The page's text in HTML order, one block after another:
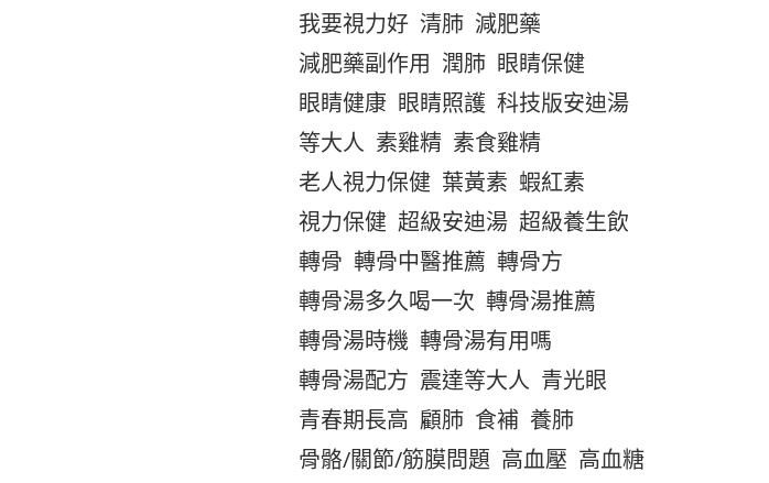
我要視力好 清肺 減肥藥
減肥藥副作用 潤肺 眼睛保健
眼睛健康 眼睛照護 科技版安迪湯
等大人 素雞精 素食雞精
老人視力保健 葉黃素 蝦紅素
視力保健 超級安迪湯 超級養生飲
轉骨 轉骨中醫推薦 轉骨方
轉骨湯多久喝一次 轉骨湯推薦
轉骨湯時機 轉骨湯有用嗎
轉骨湯配方 震達等大人 青光眼
青春期長高 顧肺 食補 養肺
骨骼/關節/筋膜問題 高血壓 高血糖